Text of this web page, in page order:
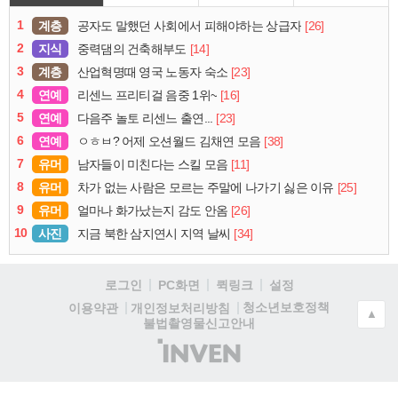
1 계층 공자도 말했던 사회에서 피해야하는 상급자 [26]
2
지식 중력댐의 건축해부도 [14]
3
계층 산업혁명때 영국 노동자 숙소 [23]
4
연예 리센느 프리티걸 음중 1위~ [16]
5
연예 다음주 놀토 리센느 출연...
[23]
6
연예 ㅇㅎㅂ? 어제 오션월드 김채연 모음 [38]
7
유머 남자들이 미친다는 스킬 모음 [11]
8
유머 차가 없는 사람은 모르는 주말에 나가기 싫은 이유 [25]
9
유머 얼마나 화가났는지 감도 안옴 [26]
10
사진 지금 북한 삼지연시 지역 날씨 [34]
로그인 PC화면 퀵링크
설정
이용약관
개인정보처리방침
청소년보호정책
불법촬영물신고안내
(주)
인
▲